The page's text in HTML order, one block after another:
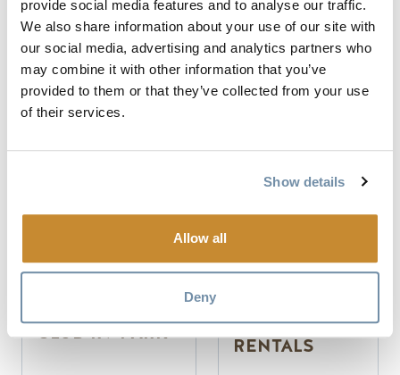
provide social media features and to analyse our traffic.
We also share information about your use of our site with
our social media, advertising and analytics partners who
may combine it with other information that you’ve
provided to them or that they’ve collected from your use
of their services.
Show details
Allow all
Deny
Laverie chauffée à
service complet
Étang de natation
sur place
En savoir plus
rivières
différentes,
Kicking Horse,
Toby Creek et
Kootenay
possibilité de
Camp de base au
CLUB RV PARK
OUTDOOR
RENTALS